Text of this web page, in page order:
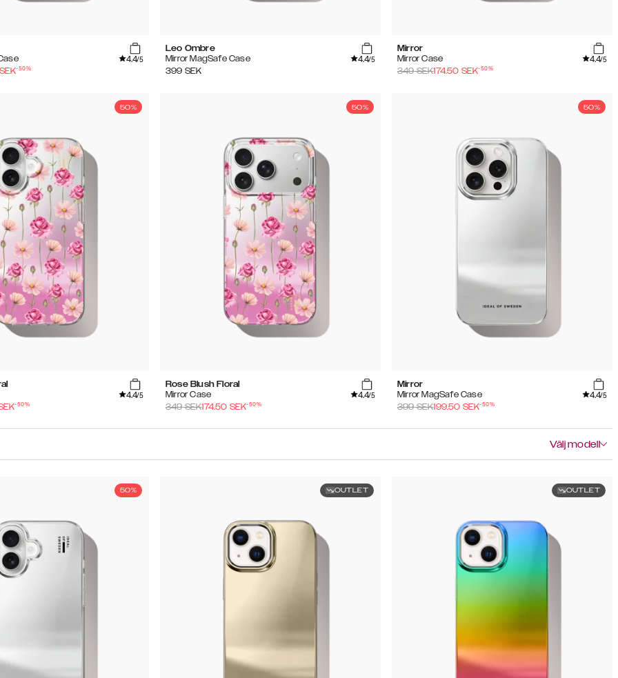
4.4/5
SEK-50%
Leo Ombre
Mirror MagSafe Case
4.4/5
399 SEK
Mirror
Mirror Case
4.4/5
349SEK174.50 SEK-50%
50%
4.4/5
-50%
50%
Rose Blush Floral
Mirror Case
4.4/5
349SEK174.50 SEK-50%
50%
Mirror
Mirror MagSafe Case
4.4/5
399SEK199.50 SEK-50%
Välj modell
50% OUTLET OUTLET